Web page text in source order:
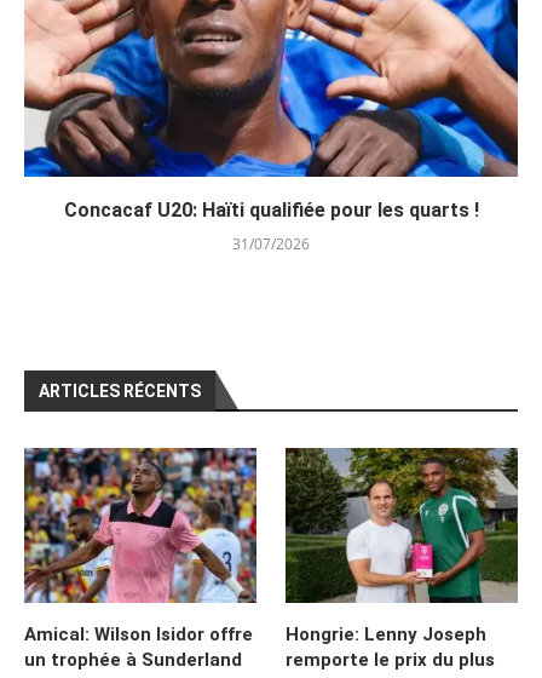
Concacaf U20: Haïti qualifiée pour les quarts !
31/07/2026
ARTICLES RÉCENTS
Amical: Wilson Isidor offre
un trophée à Sunderland
Hongrie: Lenny Joseph
remporte le prix du plus